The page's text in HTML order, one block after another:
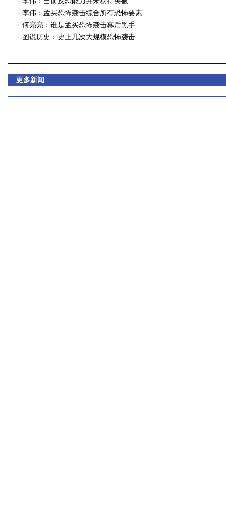
· 李伟：孟买恐怖袭击综合所有恐怖要素
· 何亮亮：谁是孟买恐怖袭击幕后黑手
· 图说历史：史上几次大规模恐怖袭击
更多新闻